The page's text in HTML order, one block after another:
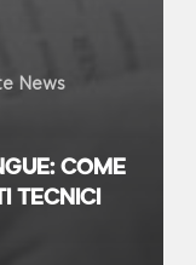
News
come
tecnici